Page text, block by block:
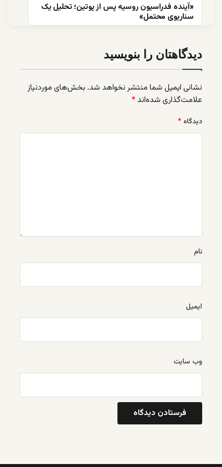
«آینده فدراسیون روسیه پس از پوتین؛ تحلیل یک
سناریوی محتمل»
دیدگاهتان را بنویسید
نشانی ایمیل شما منتشر نخواهد شد. بخش‌های موردنیاز
علامت‌گذاری شده‌اند *
دیدگاه *
نام
ایمیل
وب‌ سایت